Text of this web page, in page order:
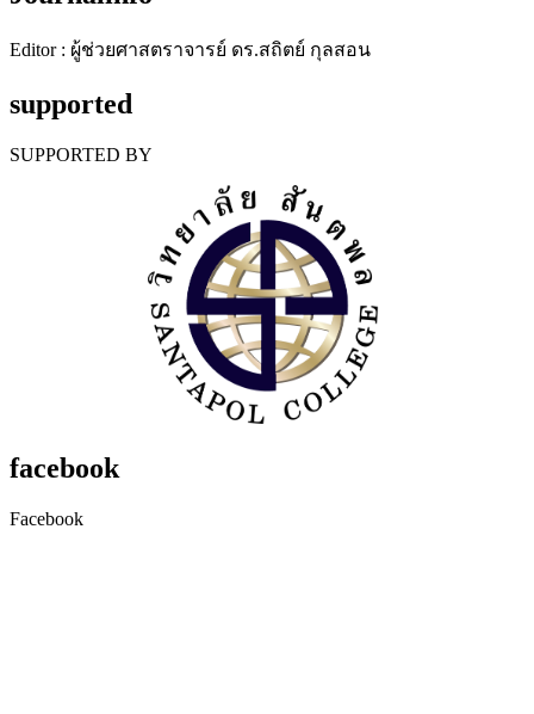
Editor : ผู้ช่วยศาสตราจารย์ ดร.สถิตย์ กุลสอน
supported
SUPPORTED BY
facebook
Facebook